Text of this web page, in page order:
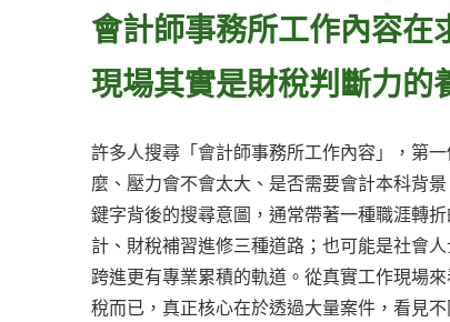
會計師事務所工作內容在
現場其實是財稅判斷力的
許多人搜尋「會計師事務所工作內容」，第
麼、壓力會不會太大、是否需要會計本科背
鍵字背後的搜尋意圖，通常帶著一種職涯轉
計、財稅補習進修三種道路；也可能是社會
跨進更有專業累積的軌道。從真實工作現場
稅而已，真正核心在於透過大量案件，看見